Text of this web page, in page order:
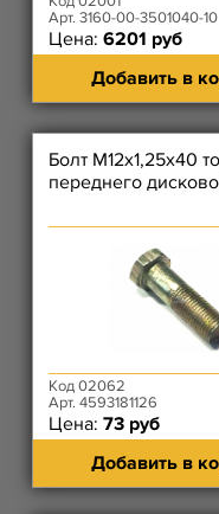
Арт. 3160-00-3501040-10
Цена: 6201 руб
Добавить в
Болт М12х1,25х40
переднего
Код 02062
Арт. 4593181126
Цена: 73 руб
Добавить в